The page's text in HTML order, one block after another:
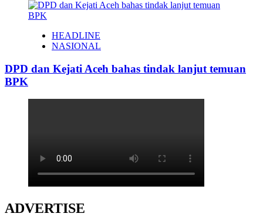
HEADLINE
NASIONAL
DPD dan Kejati Aceh bahas tindak lanjut temuan
BPK
ADVERTISE